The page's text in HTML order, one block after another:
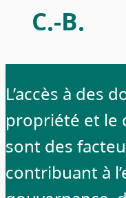
C.-B.
L’accès à des
propriété et le
sont des
contribuant à